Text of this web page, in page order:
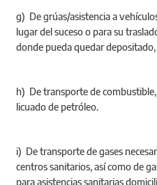
g) De grúas/asistencia a
lugar del suceso o para su
donde pueda quedar
h) De transporte de
licuado de petróleo.
i) De transporte de gases
centros sanitarios, así como de
para asistencias sanitarias